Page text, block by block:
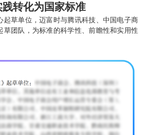
转化为国家标准
起草单位，迈富时与腾讯科技、中国电子商
草团队，为标准的科学性、前瞻性和实用性